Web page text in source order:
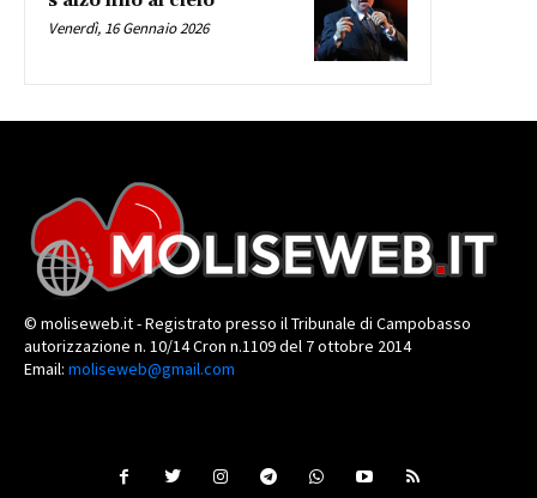
Venerdì, 16 Gennaio 2026
© moliseweb.it - Registrato presso il Tribunale di Campobasso
autorizzazione n. 10/14 Cron n.1109 del 7 ottobre 2014
Email: moliseweb@gmail.com